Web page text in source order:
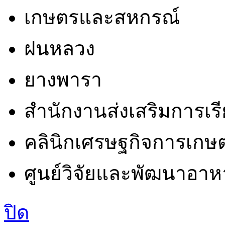
เกษตรและสหกรณ์
ฝนหลวง
ยางพารา
สำนักงานส่งเสริมการเ
คลินิกเศรษฐกิจการเกษ
ศูนย์วิจัยและพัฒนาอาห
ปิด